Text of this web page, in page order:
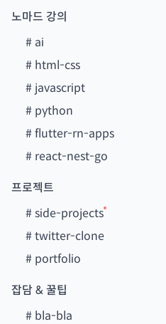
노마드 강의
# ai
# html-css
# javascript
# python
#flutter-rn-apps
# react-nest-go
프로젝트
#side-projects
#twitter-clone
# portfolio
잡담 & 꿀팁
# bla-bla